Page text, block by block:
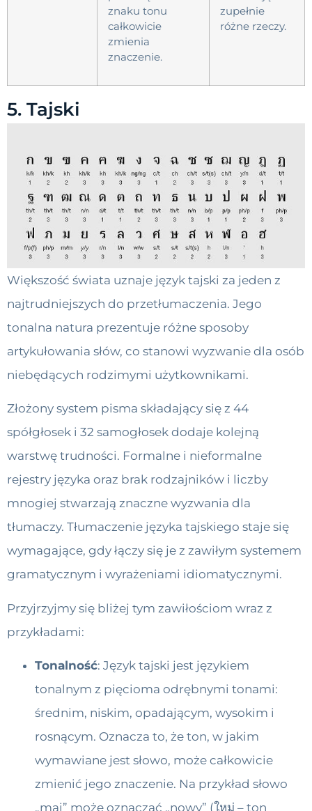
znaku tonu
całkowicie
zmienia
znaczenie.
zupełnie
różne rzeczy.
5. Tajski
Większość świata uznaje język tajski za jeden z
najtrudniejszych do przetłumaczenia. Jego
tonalna natura prezentuje różne sposoby
artykułowania słów, co stanowi wyzwanie dla osób
niebędących rodzimymi użytkownikami.
Złożony system pisma składający się z 44
spółgłosek i 32 samogłosek dodaje kolejną
warstwę trudności. Formalne i nieformalne
rejestry języka oraz brak rodzajników i liczby
mnogiej stwarzają znaczne wyzwania dla
tłumaczy. Tłumaczenie języka tajskiego staje się
wymagające, gdy łączy się je z zawiłym systemem
gramatycznym i wyrażeniami idiomatycznymi.
Przyjrzyjmy się bliżej tym zawiłościom wraz z
przykładami:
Tonalność: Język tajski jest językiem
tonalnym z pięcioma odrębnymi tonami:
średnim, niskim, opadającym, wysokim i
rosnącym. Oznacza to, że ton, w jakim
wymawiane jest słowo, może całkowicie
zmienić jego znaczenie. Na przykład słowo
„mai” może oznaczać „nowy” (ใหม่ – ton